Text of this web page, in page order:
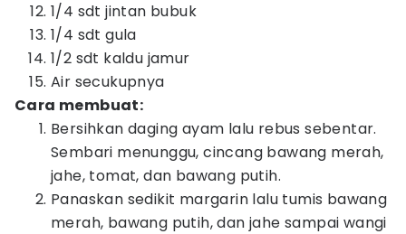
1/4 sdt jintan bubuk
1/4 sdt gula
1/2 sdt kaldu jamur
Air secukupnya
Cara membuat:
Bersihkan daging ayam lalu rebus sebentar.
Sembari menunggu, cincang bawang merah,
jahe, tomat, dan bawang putih.
Panaskan sedikit margarin lalu tumis bawang
merah, bawang putih, dan jahe sampai wangi